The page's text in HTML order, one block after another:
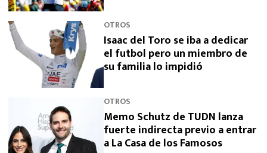
OTROS
Isaac del Toro se iba a dedicar
el futbol pero un miembro de
su familia lo impidió
OTROS
Memo Schutz de TUDN lanza
fuerte indirecta previo a entrar
a La Casa de los Famosos